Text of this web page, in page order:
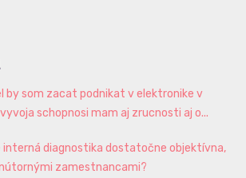
by som zacat podnikat v elektronike v
schopnosi mam aj zrucnosti aj o...
interná diagnostika dostatočne objektívna,
zamestnancami?